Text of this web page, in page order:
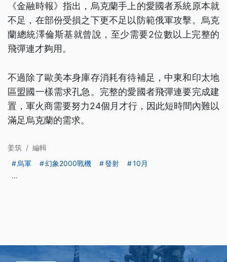
《金融時報》指出，烏克蘭手上的愛國者系統原本就
不足，在部份受損之下更不足以防範俄軍攻擊。烏克
蘭總統澤倫斯基就曾說，至少需要2位數以上完整的
飛彈連才夠用。
不過除了歐美本身庫存消耗有待補足，中東和印太地
區盟國一樣需求孔急。完整的愛國者飛彈連要完成建
置，軍火商需要努力24個月才行，因此短時間內難以
滿足烏克蘭的需求。
姜筑 / 編輯
烏軍
幻象2000戰機 發射
10月
...